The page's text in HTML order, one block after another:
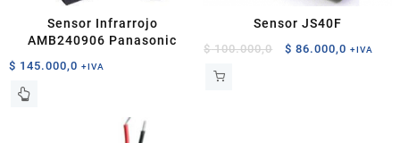
Sensor Infrarrojo
AMB240906 Panasonic
$ 145.000,0 +IVA
Sensor JS40F
$100.000,0
El
$ 86.000,0 El
+IVA